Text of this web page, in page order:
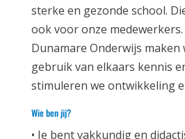
sterke en gezonde school.
ook voor onze
Dunamare Onderwijs maken
gebruik van elkaars kennis
stimuleren we ontwikkeling
Wie ben jij?
• Je bent vakkundig en